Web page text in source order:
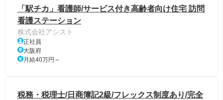
「駅チカ」看護師/サービス付き高齢者向け住宅 訪問
看護ステーション
株式会社アシスト
正社員
大阪府
月給40万円～
税務・税理士/日商簿記2級/フレックス制度あり/完全